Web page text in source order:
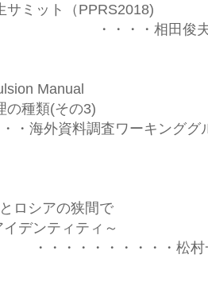
サミット（PPRS2018)
・・・相田俊
Manual
種類(その3)
料調査ワーキンググ
ロシアの狭間で
ンティティ～
・・・・・松村